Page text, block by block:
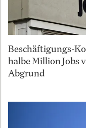
Beschäftigungs-
halbe Million Jobs
Abgrund